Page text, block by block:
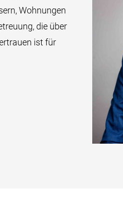
Wohnungen
die über
ist für